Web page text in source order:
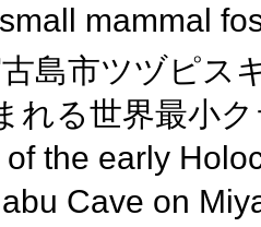
mammal
島市ツヅピス
れる世界最小
the early
Cave on